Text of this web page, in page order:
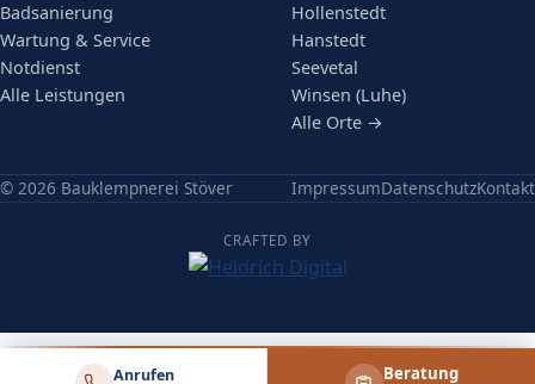
Badsanierung
Wartung & Service
Notdienst
Alle Leistungen
Hollenstedt
Hanstedt
Seevetal
Winsen (Luhe)
Alle Orte →
© 2026 Bauklempnerei Stöver ImpressumDatenschutzKontakt
CRAFTED BY
(öffnet in neuem Tab)
Anrufen
Beratung